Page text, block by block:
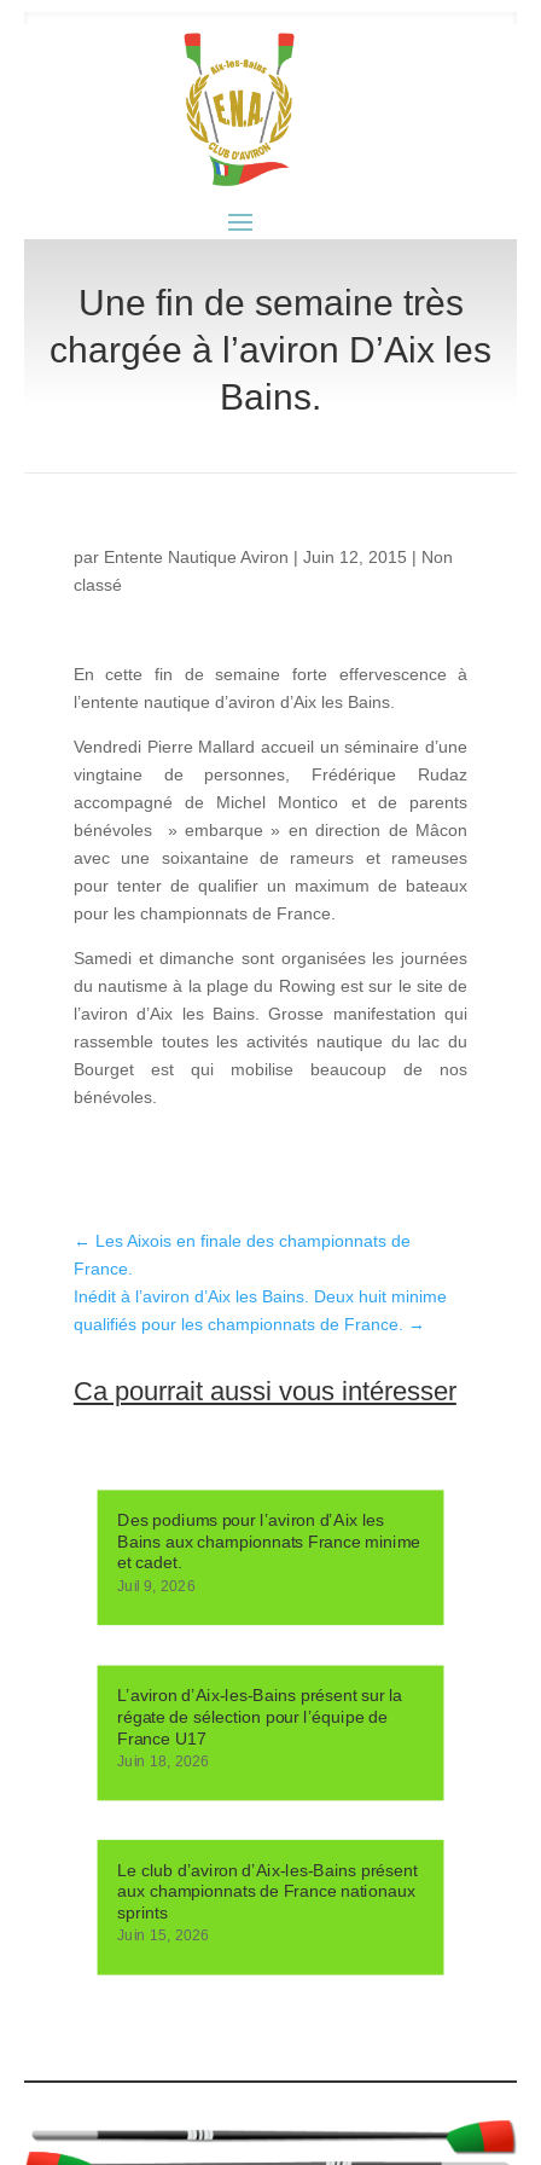
Une fin de semaine très
chargée à l’aviron D’Aix les
Bains.
par Entente Nautique Aviron | Juin 12, 2015 | Non
classé
En cette fin de semaine forte effervescence à
l’entente nautique d’aviron d’Aix les Bains.
Vendredi Pierre Mallard accueil un séminaire d’une
vingtaine de personnes, Frédérique Rudaz
accompagné de Michel Montico et de parents
bénévoles » embarque » en direction de Mâcon
avec une soixantaine de rameurs et rameuses
pour tenter de qualifier un maximum de bateaux
pour les championnats de France.
Samedi et dimanche sont organisées les journées
du nautisme à la plage du Rowing est sur le site de
l’aviron d’Aix les Bains. Grosse manifestation qui
rassemble toutes les activités nautique du lac du
Bourget est qui mobilise beaucoup de nos
bénévoles.
← Les Aixois en finale des championnats de
France.
Inédit à l’aviron d’Aix les Bains. Deux huit minime
qualifiés pour les championnats de France.
→
Ca pourrait aussi vous intéresser
Des podiums pour l’aviron d’Aix les
Bains aux championnats France minime
et cadet.
Juil 9, 2026
L’aviron d’Aix-les-Bains présent sur la
régate de sélection pour l’équipe de
France U17
Juin 18, 2026
Le club d’aviron d’Aix-les-Bains présent
aux championnats de France nationaux
sprints
Juin 15, 2026